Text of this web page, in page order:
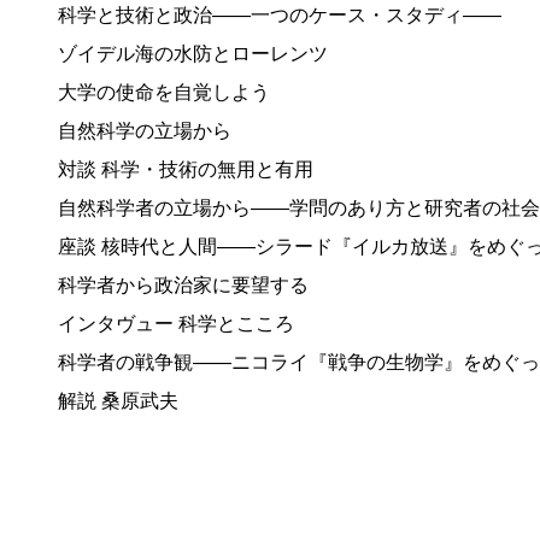
科学と技術と政治——一つのケース・スタディ——
ゾイデル海の水防とローレンツ
大学の使命を自覚しよう
自然科学の立場から
対談 科学・技術の無用と有用
自然科学者の立場から——学問のあり方と研究者の社
座談 核時代と人間——シラード『イルカ放送』をめ
科学者から政治家に要望する
インタヴュー 科学とこころ
科学者の戦争観——ニコライ『戦争の生物学』をめぐ
解説 桑原武夫